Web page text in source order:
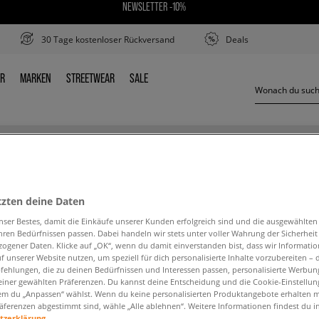
NEWSLETTER -10%
30 Tage kostenloser Rückversand Deals
MARKEN
MARKEN STREETWEAR
STREETWEAR SALE
SALE
Unterkategorie Geschlecht
deine Daten
Bestes, damit die Einkäufe unserer Kunden erfolgreich sind und die
Bedürfnissen passen. Dabei handeln wir stets unter voller Wahrung der
Daten. Klicke auf „OK“, wenn du damit einverstanden bist, dass wir
unserer Website nutzen, um speziell für dich personalisierte Inhalte vorzubereiten –
die zu deinen Bedürfnissen und Interessen passen, personalisierte
gewählten Präferenzen. Du kannst deine Entscheidung und die Cookie-
du „Anpassen“ wählst. Wenn du keine personalisierten Produktangebote erhalten
abgestimmt sind, wähle „Alle ablehnen“. Weitere Informationen findest du